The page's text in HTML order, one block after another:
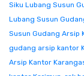
Siku Lubang Susun
Lubang Susun
Susun Gudang Arsip
gudang arsip kantor
Arsip Kantor